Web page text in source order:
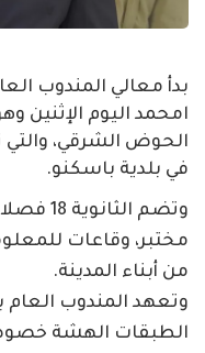
بدأ معالي المندوب
امحمد اليوم الإثنين
الحوض الشرقي، والتي
في بلدية باسكنو.
وتضم
من أبناء المدينة.
وتعهد المندوب العام
الطبقات الهشة